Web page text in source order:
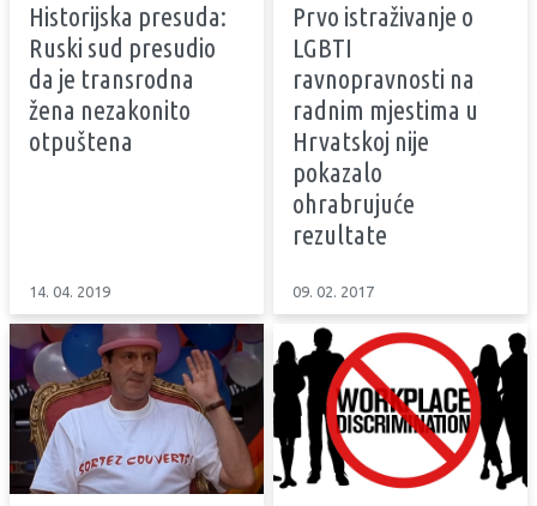
Historijska presuda:
Ruski sud presudio
da je transrodna
žena nezakonito
otpuštena
14. 04. 2019
Prvo istraživanje o
LGBTI
ravnopravnosti na
radnim mjestima u
Hrvatskoj nije
pokazalo
ohrabrujuće
rezultate
09. 02. 2017